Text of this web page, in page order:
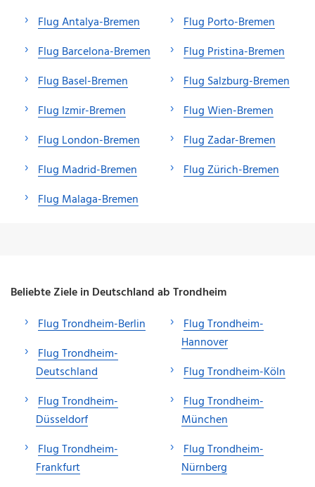
Flug Antalya-Bremen
Flug Barcelona-Bremen
Flug Basel-Bremen
Flug Izmir-Bremen
Flug London-Bremen
Flug Madrid-Bremen
Flug Malaga-Bremen
Flug Porto-Bremen
Flug Pristina-Bremen
Flug Salzburg-Bremen
Flug Wien-Bremen
Flug Zadar-Bremen
Flug Zürich-Bremen
Beliebte Ziele in Deutschland ab Trondheim
Flug Trondheim-Berlin
Flug Trondheim-
Deutschland
Flug Trondheim-
Düsseldorf
Flug Trondheim-
Frankfurt
Flug Trondheim-
Hannover
Flug Trondheim-Köln
Flug Trondheim-
München
Flug Trondheim-
Nürnberg